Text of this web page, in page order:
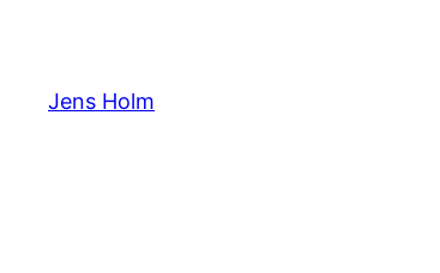
innehåll
Jens Holm